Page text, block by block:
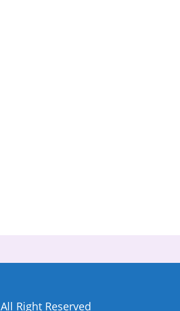
All Right Reserved